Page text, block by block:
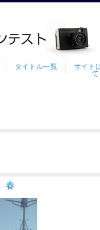
タイトル一覧
サイト
て
春